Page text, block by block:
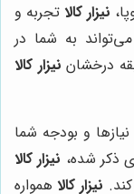
نیزار کالاتجربه و
به شما در
درخشان نیزار کالا
و بودجه شما
ذکر شده، نیزار کالا
نیزار کالاهمواره